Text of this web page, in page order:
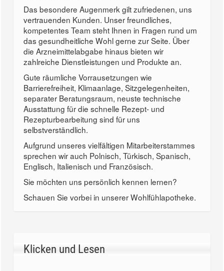
Das besondere Augenmerk gilt zufriedenen, uns
vertrauenden Kunden. Unser freundliches,
kompetentes Team steht Ihnen in Fragen rund um
das gesundheitliche Wohl gerne zur Seite. Über
die Arzneimittelabgabe hinaus bieten wir
zahlreiche Dienstleistungen und Produkte an.
Gute räumliche Vorrausetzungen wie
Barrierefreiheit, Klimaanlage, Sitzgelegenheiten,
separater Beratungsraum, neuste technische
Ausstattung für die schnelle Rezept- und
Rezepturbearbeitung sind für uns
selbstverständlich.
Aufgrund unseres vielfältigen Mitarbeiterstammes
sprechen wir auch Polnisch, Türkisch, Spanisch,
Englisch, Italienisch und Französisch.
Sie möchten uns persönlich kennen lernen?
Schauen Sie vorbei in unserer Wohlfühlapotheke.
Klicken und Lesen